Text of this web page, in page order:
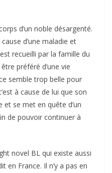
d’un noble désargenté.
d’une maladie et
recueilli par la famille du
préféré d’une vie
semble trop belle pour
à cause de lui que son
se met en quête d’un
de pouvoir continuer à
novel BL qui existe aussi
en France. Il n’y a pas en